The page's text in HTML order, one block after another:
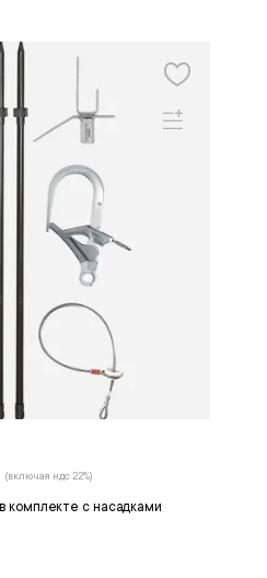
комплекте с насадками
(включая ндс 22%)